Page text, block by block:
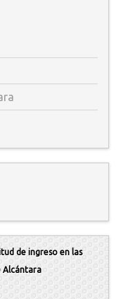
de ingreso en las
Alcántara